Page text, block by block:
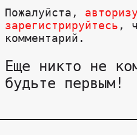
Пожалуйста,
зарегистрируйтесь ,
комментарий.
Еще никто не
будьте первым!